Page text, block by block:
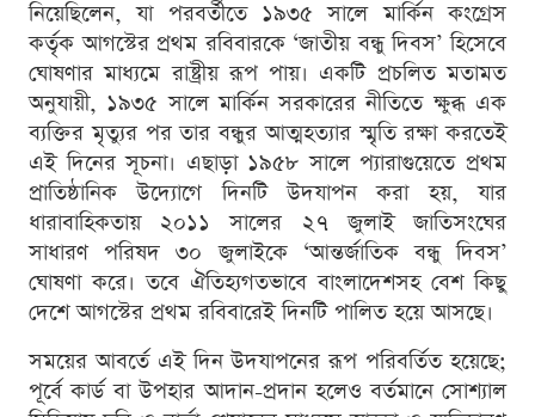
নিয়েছিলেন, যা পরবর্তীতে ১৯৩৫ সালে মার্কিন কংগ্রেস
কর্তৃক আগস্টের প্রথম রবিবারকে ‘জাতীয় বন্ধু দিবস’ হিসেবে
ঘোষণার মাধ্যমে রাষ্ট্রীয় রূপ পায়। একটি প্রচলিত মতামত
অনুযায়ী, ১৯৩৫ সালে মার্কিন সরকারের নীতিতে ক্ষুব্ধ এক
ব্যক্তির মৃত্যুর পর তার বন্ধুর আত্মহত্যার স্মৃতি রক্ষা করতেই
এই দিনের সূচনা। এছাড়া ১৯৫৮ সালে প্যারাগুয়েতে প্রথম
প্রাতিষ্ঠানিক উদ্যোগে দিনটি উদযাপন করা হয়, যার
ধারাবাহিকতায় ২০১১ সালের ২৭ জুলাই জাতিসংঘের
সাধারণ পরিষদ ৩০ জুলাইকে ‘আন্তর্জাতিক বন্ধু দিবস’
ঘোষণা করে। তবে ঐতিহ্যগতভাবে বাংলাদেশসহ বেশ কিছু
দেশে আগস্টের প্রথম রবিবারেই দিনটি পালিত হয়ে আসছে।
সময়ের আবর্তে এই দিন উদযাপনের রূপ পরিবর্তিত হয়েছে;
পূর্বে কার্ড বা উপহার আদান-প্রদান হলেও বর্তমানে সোশ্যাল